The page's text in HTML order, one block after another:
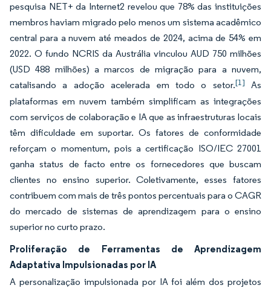
pesquisa NET+ da Internet2 revelou que 78% das instituições
membros haviam migrado pelo menos um sistema acadêmico
central para a nuvem até meados de 2024, acima de 54% em
2022. O fundo NCRIS da Austrália vinculou AUD 750 milhões
(USD 488 milhões) a marcos de migração para a nuvem,
catalisando a adoção acelerada em todo o setor.[1] As
plataformas em nuvem também simplificam as integrações
com serviços de colaboração e IA que as infraestruturas locais
têm dificuldade em suportar. Os fatores de conformidade
reforçam o momentum, pois a certificação ISO/IEC 27001
ganha status de facto entre os fornecedores que buscam
clientes no ensino superior. Coletivamente, esses fatores
contribuem com mais de três pontos percentuais para o CAGR
do mercado de sistemas de aprendizagem para o ensino
superior no curto prazo.
Proliferação de Ferramentas de Aprendizagem
Adaptativa Impulsionadas por IA
A personalização impulsionada por IA foi além dos projetos